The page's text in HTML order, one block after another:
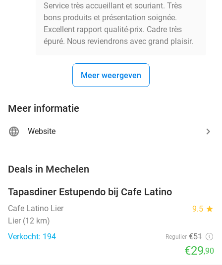
Service très accueillant et souriant. Très
bons produits et présentation soignée.
Excellent rapport qualité-prix. Cadre très
épuré. Nous reviendrons avec grand plaisir.
Meer weergeven
Meer informatie
Website
Deals in Mechelen
Tapasdiner Estupendo bij Cafe Latino
Cafe Latino Lier 9.5 star
Lier (12 km)
Verkocht: 194
Regulier €51
€29,90